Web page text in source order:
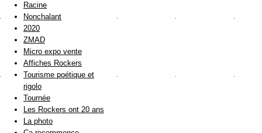
Racine
Nonchalant
2020
ZMAD
Micro expo vente
Affiches Rockers
Tourisme poétique et
rigolo
Tournée
Les Rockers ont 20 ans
La photo